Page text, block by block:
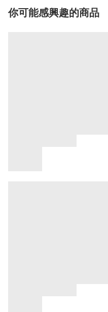
你可能感興趣的商品